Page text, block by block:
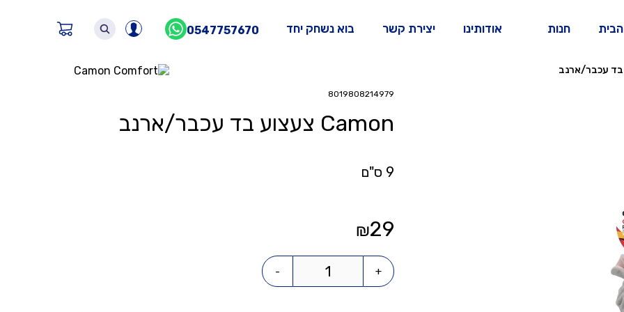
חנות
ציפורים
אודותינו יצירת קשר בוא נשחק יחד 0547757670
8019808214979
camon צעצוע בד עכבר/ארנב
9 ס"ם
29
₪
- +